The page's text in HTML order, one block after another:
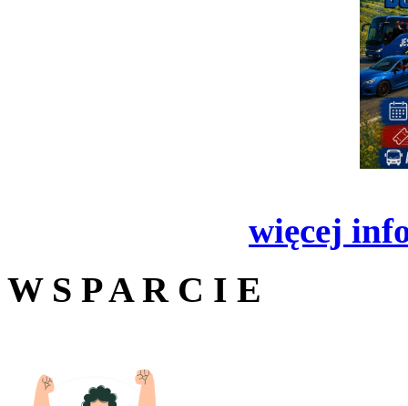
więcej
W S P A R C I E